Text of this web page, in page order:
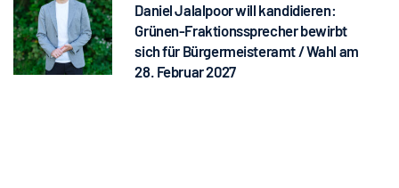
Daniel Jalalpoor will kandidieren:
Grünen-Fraktionssprecher bewirbt
sich für Bürgermeisteramt / Wahl am
28. Februar 2027